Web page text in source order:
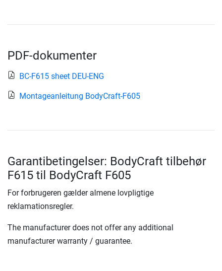
PDF-dokumenter
BC-F615 sheet DEU-ENG
Montageanleitung BodyCraft-F605
Garantibetingelser: BodyCraft tilbehør
F615 til BodyCraft F605
For forbrugeren gælder almene lovpligtige
reklamationsregler.
The manufacturer does not offer any additional
manufacturer warranty / guarantee.